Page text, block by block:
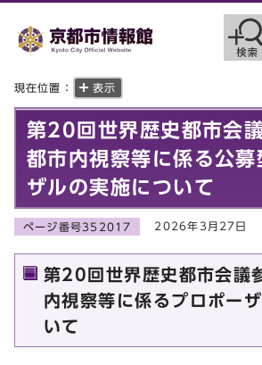
現在位置： 表示
第20回世界歴史都市会
都市内視察等に係る公募
ザルの実施について
ページ番号352017 2026年3月27日
第20回世界歴史都市会議
内視察等に係るプロポー
いて